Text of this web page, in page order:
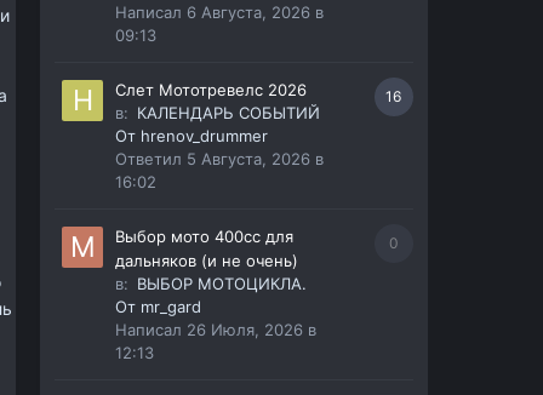
Написал 6 Августа, 2026 в
09:13
16
Слет Мототревелс 2026
в: КАЛЕНДАРЬ СОБЫТИЙ
От hrenov_drummer
Ответил 5 Августа, 2026 в
16:02
0
Выбор мото 400сс для
дальняков (и не очень)
в: ВЫБОР МОТОЦИКЛА.
От mr_gard
Написал 26 Июля, 2026 в
12:13